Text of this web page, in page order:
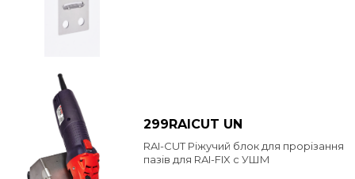
299RAICUT UN
RAI-CUT Ріжучий блок для прорізання
пазів для RAI-FIX с УШМ